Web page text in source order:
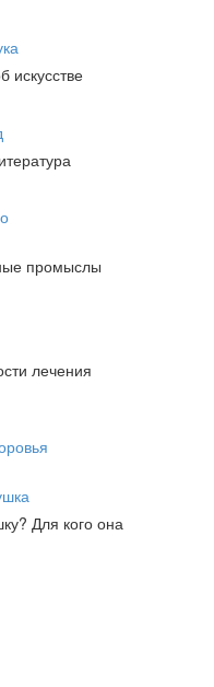
искусстве
промыслы
лечения
Для кого она